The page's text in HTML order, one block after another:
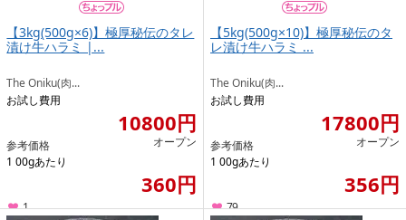
【3kg(500g×6)】極厚秘伝のタレ
漬け牛ハラミ |...
The Oniku(肉...
お試し費用
10800円
参考価格
オープン
1 00gあたり
360円
1
【5kg(500g×10)】極厚秘伝のタ
レ漬け牛ハラミ ...
The Oniku(肉...
お試し費用
17800円
参考価格
オープン
1 00gあたり
356円
79